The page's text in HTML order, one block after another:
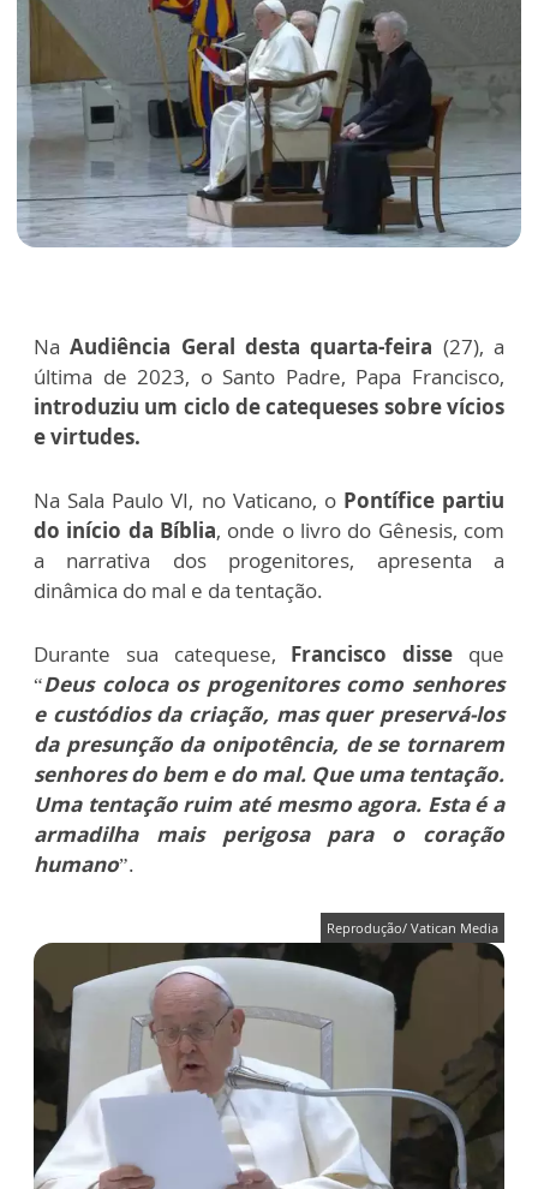
Na Audiência Geral desta quarta-feira (27), a
última de 2023, o Santo Padre, Papa Francisco,
introduziu um ciclo de catequeses sobre vícios
e virtudes.
Na Sala Paulo VI, no Vaticano, o Pontífice partiu
do início da Bíblia, onde o livro do Gênesis, com
a narrativa dos progenitores, apresenta a
dinâmica do mal e da tentação.
Durante sua catequese, Francisco disse que
“Deus coloca os progenitores como senhores
e custódios da criação, mas quer preservá-los
da presunção da onipotência, de se tornarem
senhores do bem e do mal. Que uma tentação.
Uma tentação ruim até mesmo agora. Esta é a
armadilha mais perigosa para o coração
humano”.
Reprodução/ Vatican Media